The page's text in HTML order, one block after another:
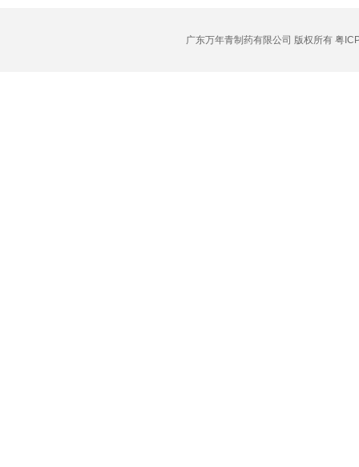
广东万年青制药有限公司 版权所有 粤